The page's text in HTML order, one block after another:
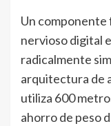
Un componente
nervioso digital
radicalmente
arquitectura de
utiliza 600
ahorro de peso